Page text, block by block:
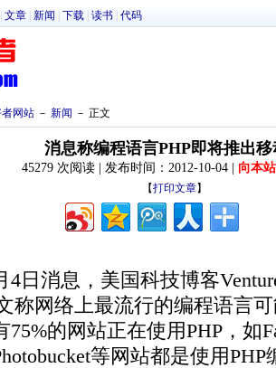
文章 新闻 下载 读书 代码
网站 － 新闻 － 正文
消息称编程语言PHP即将推出移
45279 次阅读 | 发布时间：2012-10-04 | 向本
【打印文章】
4日消息，美国科技博客
称网络上最流行的编程语言
75%的网站正在使用PHP，如
等网站都是使用